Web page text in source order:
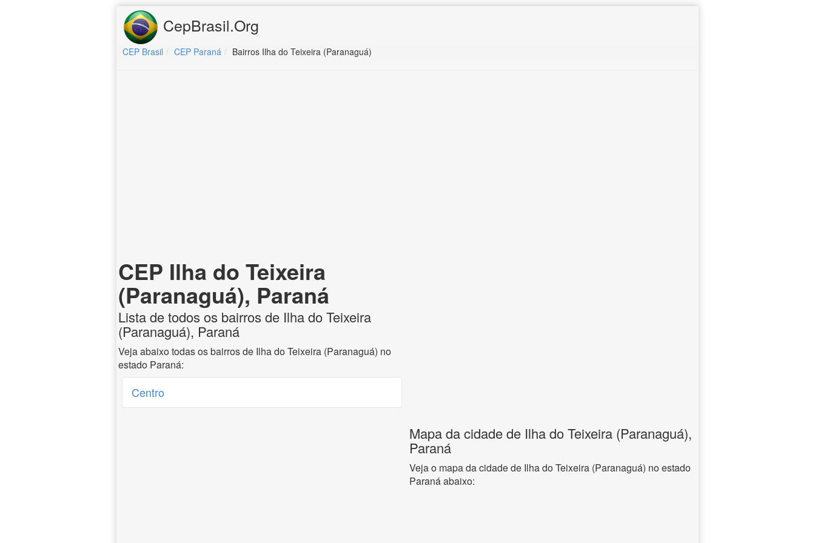
CepBrasil.Org
CEP Brasil CEP Paraná Bairros Ilha do Teixeira (Paranaguá)
CEP Ilha do Teixeira
(Paranaguá), Paraná
Lista de todos os bairros de Ilha do Teixeira
(Paranaguá), Paraná
Veja abaixo todas os bairros de Ilha do Teixeira (Paranaguá) no
estado Paraná:
Centro
Mapa da cidade de Ilha do Teixeira (Paranaguá),
Paraná
Veja o mapa da cidade de Ilha do Teixeira (Paranaguá) no estado
Paraná abaixo: